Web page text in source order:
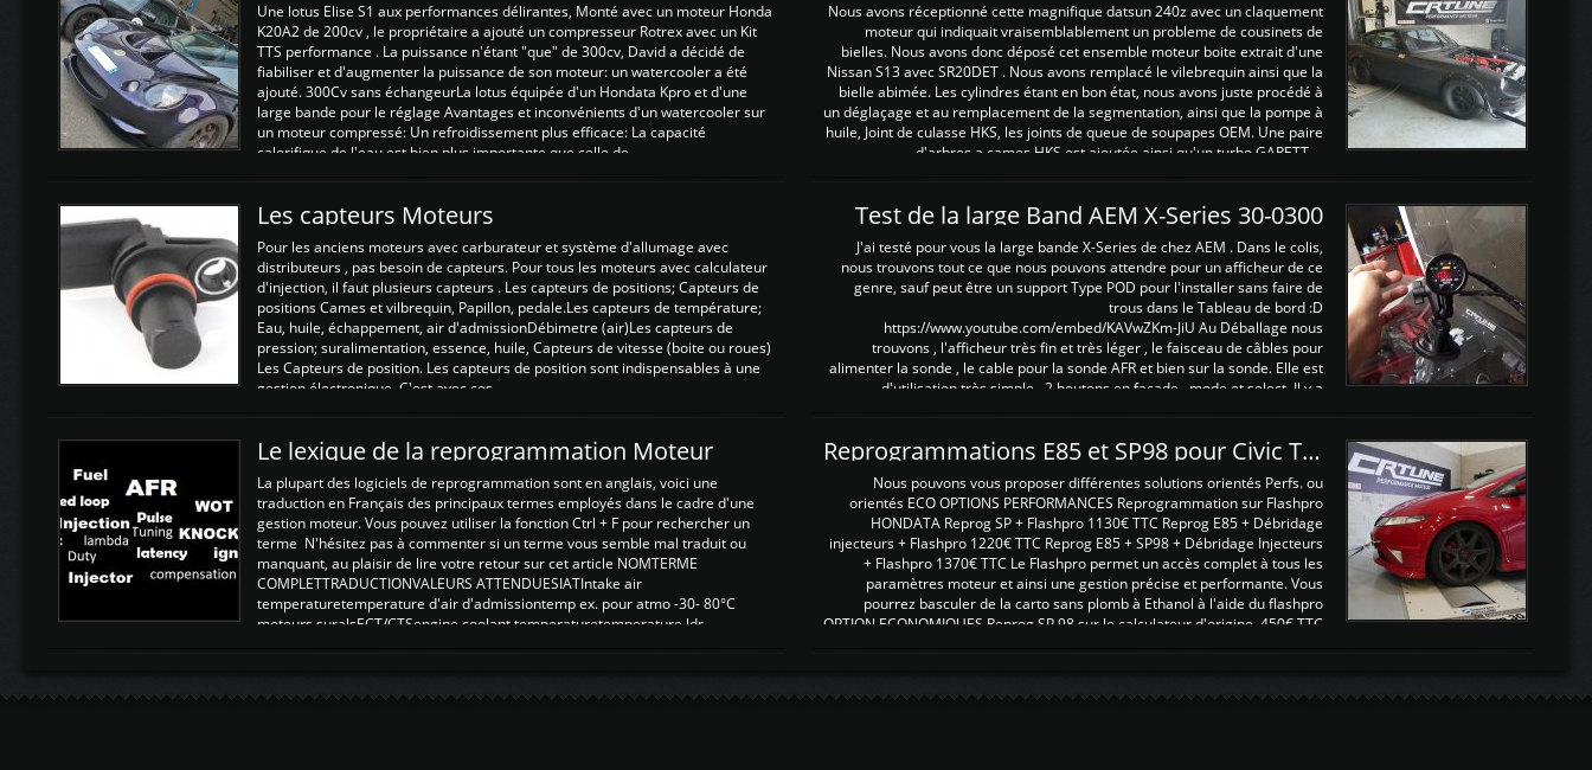
Une lotus Elise S1 aux performances délirantes, Monté avec un moteur Honda
K20A2 de 200cv , le propriétaire a ajouté un compresseur Rotrex avec un Kit
TTS performance . La puissance n'étant "que" de 300cv, David a décidé de
fiabiliser et d'augmenter la puissance de son moteur: un watercooler a été
ajouté. 300Cv sans échangeurLa lotus équipée d'un Hondata Kpro et d'une
large bande pour le réglage Avantages et inconvénients d'un watercooler sur
un moteur compressé: Un refroidissement plus efficace: La capacité
calorifique de l'eau est bien plus importante que celle de ...
Nous avons réceptionné cette magnifique datsun 240z avec un claquement
moteur qui indiquait vraisemblablement un probleme de cousinets de
bielles. Nous avons donc déposé cet ensemble moteur boite extrait d'une
Nissan S13 avec SR20DET . Nous avons remplacé le vilebrequin ainsi que la
bielle abimée. Les cylindres étant en bon état, nous avons juste procédé à
un déglaçage et au remplacement de la segmentation, ainsi que la pompe à
huile, Joint de culasse HKS, les joints de queue de soupapes OEM. Une paire
d'arbres a cames HKS est ajoutée ainsi qu'un turbo GARETT ...
Les capteurs Moteurs
Pour les anciens moteurs avec carburateur et système d'allumage avec
distributeurs , pas besoin de capteurs. Pour tous les moteurs avec calculateur
d'injection, il faut plusieurs capteurs . Les capteurs de positions; Capteurs de
positions Cames et vilbrequin, Papillon, pedale.Les capteurs de température;
Eau, huile, échappement, air d'admissionDébimetre (air)Les capteurs de
pression; suralimentation, essence, huile, Capteurs de vitesse (boite ou roues)
Les Capteurs de position. Les capteurs de position sont indispensables à une
gestion électronique. C'est avec ces ...
Test de la large Band AEM X-Series 30-0300
J'ai testé pour vous la large bande X-Series de chez AEM . Dans le colis,
nous trouvons tout ce que nous pouvons attendre pour un afficheur de ce
genre, sauf peut être un support Type POD pour l'installer sans faire de
trous dans le Tableau de bord :D
https://www.youtube.com/embed/KAVwZKm-JiU Au Déballage nous
trouvons , l'afficheur très fin et très léger , le faisceau de câbles pour
alimenter la sonde , le cable pour la sonde AFR et bien sur la sonde. Elle est
d'utilisation très simple , 2 boutons en façade , mode et select. Il y a
Le lexique de la reprogrammation Moteur
La plupart des logiciels de reprogrammation sont en anglais, voici une
traduction en Français des principaux termes employés dans le cadre d'une
gestion moteur. Vous pouvez utiliser la fonction Ctrl + F pour rechercher un
terme N'hésitez pas à commenter si un terme vous semble mal traduit ou
manquant, au plaisir de lire votre retour sur cet article NOMTERME
COMPLETTRADUCTIONVALEURS ATTENDUESIATIntake air
temperaturetemperature d'air d'admissiontemp ex. pour atmo -30- 80°C
moteurs suralsECT/CTSengine coolant temperaturetemperature ldr
Reprogrammations E85 et SP98 pour Civic Type R FN2
Nous pouvons vous proposer différentes solutions orientés Perfs. ou
orientés ECO OPTIONS PERFORMANCES Reprogrammation sur Flashpro
HONDATA Reprog SP + Flashpro 1130€ TTC Reprog E85 + Débridage
injecteurs + Flashpro 1220€ TTC Reprog E85 + SP98 + Débridage Injecteurs
+ Flashpro 1370€ TTC Le Flashpro permet un accès complet à tous les
paramètres moteur et ainsi une gestion précise et performante. Vous
pourrez basculer de la carto sans plomb à Ethanol à l'aide du flashpro
OPTION ECONOMIQUES Reprog SP 98 sur le calculateur d'origine 450€ TTC